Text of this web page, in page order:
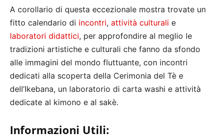
A corollario di questa eccezionale mostra trovate un
fitto calendario di incontri, attività culturali e
laboratori didattici, per approfondire al meglio le
tradizioni artistiche e culturali che fanno da sfondo
alle immagini del mondo fluttuante, con incontri
dedicati alla scoperta della Cerimonia del Tè e
dell’Ikebana, un laboratorio di carta washi e attività
dedicate al kimono e al sakè.
Informazioni Utili: